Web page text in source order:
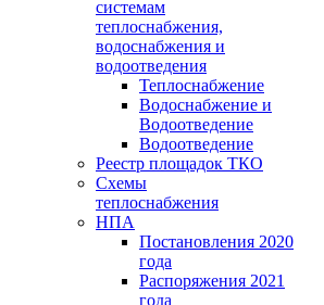
системам
теплоснабжения,
водоснабжения и
водоотведения
Теплоснабжение
Водоснабжение и
Водоотведение
Водоотведение
Реестр площадок ТКО
Схемы
теплоснабжения
НПА
Постановления 2020
года
Распоряжения 2021
года